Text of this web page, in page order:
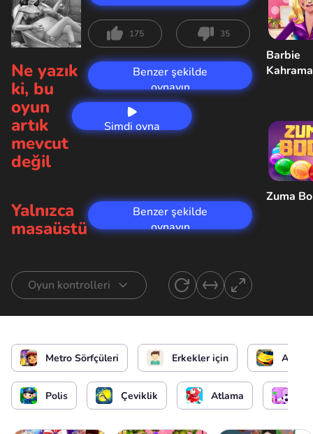
Şimdi oyna
175 35
Ne yazık
ki, bu
oyun
artık
mevcut
değil
Benzer şekilde
oynayın
Yalnızca
masaüstü
Benzer şekilde
oynayın
Barbie
Zuma
Oyun kontrolleri
Kontrol Sörfçüsü veya
Paten kullanın
Metro Sörfçüleri Erkekler için Araç
Polis Çeviklik Atlama